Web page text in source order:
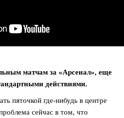
матчам за «Арсенал», еще
действиями.
пяточкой где-нибудь в центре
сейчас в том, что